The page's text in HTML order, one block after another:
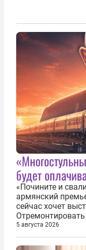
будет
«Почините и
армянский
сейчас хочет
прохождения
связать
5 августа 2026